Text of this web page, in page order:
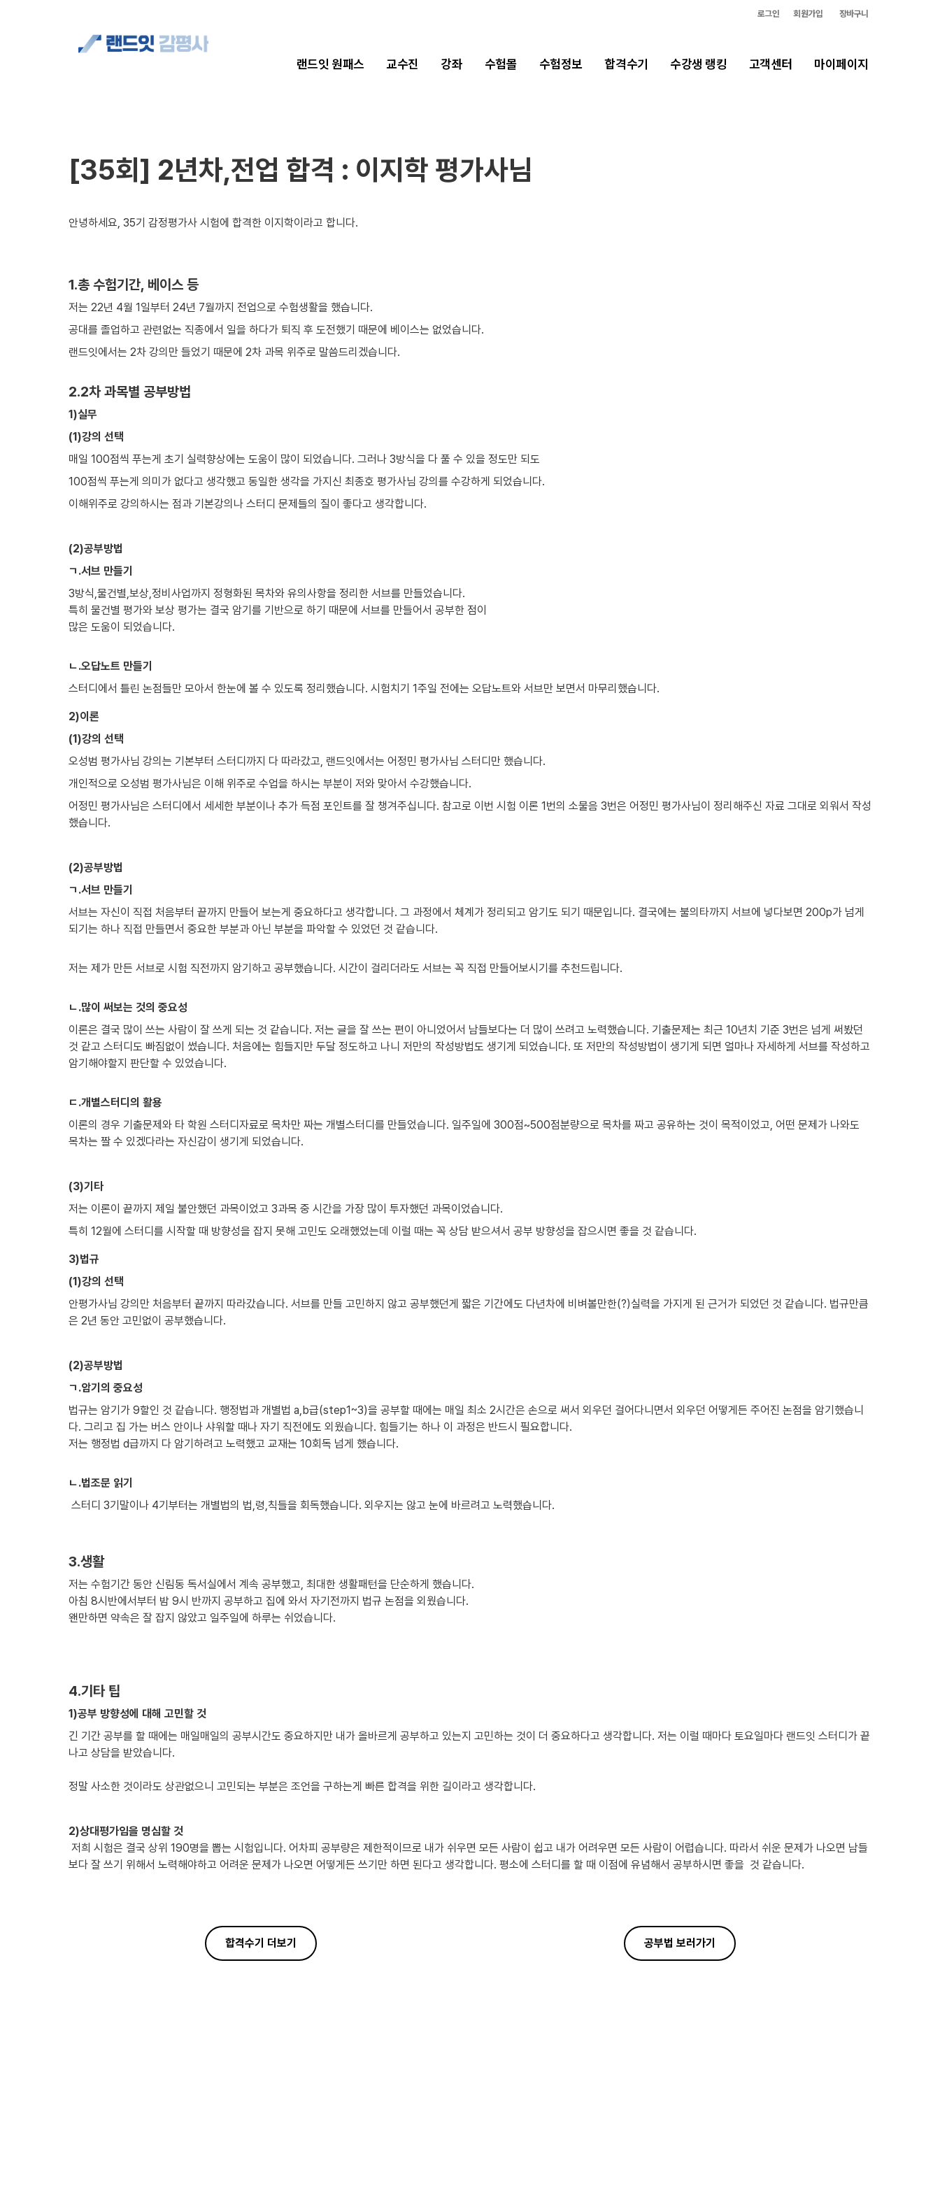
[35회] 2년차,전업 합격 : 이지학 평가사님
로그인 회원가입 장바구니
랜드잇 원패스 교수진 강좌 수험몰 수험정보 합격수기 수강생 랭킹 고객센터 마이페이지
안녕하세요, 35기 감정평가사 시험에 합격한 이지학이라고 합니다.
1.총 수험기간, 베이스 등
저는 22년 4월 1일부터 24년 7월까지 전업으로 수험생활을 했습니다.
공대를 졸업하고 관련없는 직종에서 일을 하다가 퇴직 후 도전했기 때문에 베이스는 없었습니다.
랜드잇에서는 2차 강의만 들었기 때문에 2차 과목 위주로 말씀드리겠습니다.
2.2차 과목별 공부방법
1)실무
(1)강의 선택
매일 100점씩 푸는게 초기 실력향상에는 도움이 많이 되었습니다. 그러나 3방식을 다 풀 수 있을 정도만 되도
100점씩 푸는게 의미가 없다고 생각했고 동일한 생각을 가지신 최종호 평가사님 강의를 수강하게 되었습니다.
이해위주로 강의하시는 점과 기본강의나 스터디 문제들의 질이 좋다고 생각합니다.
(2)공부방법
ㄱ.서브 만들기
3방식,물건별,보상,정비사업까지 정형화된 목차와 유의사항을 정리한 서브를 만들었습니다.
특히 물건별 평가와 보상 평가는 결국 암기를 기반으로 하기 때문에 서브를 만들어서 공부한 점이
많은 도움이 되었습니다.
ㄴ.오답노트 만들기
스터디에서 틀린 논점들만 모아서 한눈에 볼 수 있도록 정리했습니다. 시험치기 1주일 전에는 오답노트와 서브만 보면서 마무리했습니다.
2)이론
(1)강의 선택
오성범 평가사님 강의는 기본부터 스터디까지 다 따라갔고, 랜드잇에서는 어정민 평가사님 스터디만 했습니다.
개인적으로 오성범 평가사님은 이해 위주로 수업을 하시는 부분이 저와 맞아서 수강했습니다.
어정민 평가사님은 스터디에서 세세한 부분이나 추가 득점 포인트를 잘 챙겨주십니다. 참고로 이번 시험 이론 1번의 소물음 3번은 어정민 평가사님이 정리해주신 자료 그대로 외워서 작성
했습니다.
(2)공부방법
ㄱ.서브 만들기
서브는 자신이 직접 처음부터 끝까지 만들어 보는게 중요하다고 생각합니다. 그 과정에서 체계가 정리되고 암기도 되기 때문입니다. 결국에는 불의타까지 서브에 넣다보면 200p가 넘게
되기는 하나 직접 만들면서 중요한 부분과 아닌 부분을 파악할 수 있었던 것 같습니다.
저는 제가 만든 서브로 시험 직전까지 암기하고 공부했습니다. 시간이 걸리더라도 서브는 꼭 직접 만들어보시기를 추천드립니다.
ㄴ.많이 써보는 것의 중요성
이론은 결국 많이 쓰는 사람이 잘 쓰게 되는 것 같습니다. 저는 글을 잘 쓰는 편이 아니었어서 남들보다는 더 많이 쓰려고 노력했습니다. 기출문제는 최근 10년치 기준 3번은 넘게 써봤던
것 같고 스터디도 빠짐없이 썼습니다. 처음에는 힘들지만 두달 정도하고 나니 저만의 작성방법도 생기게 되었습니다. 또 저만의 작성방법이 생기게 되면 얼마나 자세하게 서브를 작성하고
암기해야할지 판단할 수 있었습니다.
ㄷ.개별스터디의 활용
이론의 경우 기출문제와 타 학원 스터디자료로 목차만 짜는 개별스터디를 만들었습니다. 일주일에 300점~500점분량으로 목차를 짜고 공유하는 것이 목적이었고, 어떤 문제가 나와도
목차는 짤 수 있겠다라는 자신감이 생기게 되었습니다.
(3)기타
저는 이론이 끝까지 제일 불안했던 과목이었고 3과목 중 시간을 가장 많이 투자했던 과목이었습니다.
특히 12월에 스터디를 시작할 때 방향성을 잡지 못해 고민도 오래했었는데 이럴 때는 꼭 상담 받으셔서 공부 방향성을 잡으시면 좋을 것 같습니다.
3)법규
(1)강의 선택
안평가사님 강의만 처음부터 끝까지 따라갔습니다. 서브를 만들 고민하지 않고 공부했던게 짧은 기간에도 다년차에 비벼볼만한(?)실력을 가지게 된 근거가 되었던 것 같습니다. 법규만큼
은 2년 동안 고민없이 공부했습니다.
(2)공부방법
ㄱ.암기의 중요성
법규는 암기가 9할인 것 같습니다. 행정법과 개별법 a,b급(step1~3)을 공부할 때에는 매일 최소 2시간은 손으로 써서 외우던 걸어다니면서 외우던 어떻게든 주어진 논점을 암기했습니
다. 그리고 집 가는 버스 안이나 샤워할 때나 자기 직전에도 외웠습니다. 힘들기는 하나 이 과정은 반드시 필요합니다.
저는 행정법 d급까지 다 암기하려고 노력했고 교재는 10회독 넘게 했습니다.
ㄴ.법조문 읽기
3.생활
저는 수험기간 동안 신림동 독서실에서 계속 공부했고, 최대한 생활패턴을 단순하게 했습니다.
아침 8시반에서부터 밤 9시 반까지 공부하고 집에 와서 자기전까지 법규 논점을 외웠습니다.
왠만하면 약속은 잘 잡지 않았고 일주일에 하루는 쉬었습니다.
4.기타 팁
1)공부 방향성에 대해 고민할 것
긴 기간 공부를 할 때에는 매일매일의 공부시간도 중요하지만 내가 올바르게 공부하고 있는지 고민하는 것이 더 중요하다고 생각합니다. 저는 이럴 때마다 토요일마다 랜드잇 스터디가 끝
나고 상담을 받았습니다.
정말 사소한 것이라도 상관없으니 고민되는 부분은 조언을 구하는게 빠른 합격을 위한 길이라고 생각합니다.
2)상대평가임을 명심할 것
보다 잘 쓰기 위해서 노력해야하고 어려운 문제가 나오면 어떻게든 쓰기만 하면 된다고 생각합니다. 평소에 스터디를 할 때 이점에 유념해서 공부하시면 좋을  것 같습니다.
합격수기 더보기 공부법 보러가기